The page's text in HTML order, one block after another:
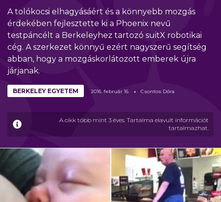
A tolókocsi elhagyásáért és a könnyebb mozgás
érdekében fejlesztette ki a Phoenix nevű
testpáncélt a Berkeleyhez tartozó suitX robotikai
cég. A szerkezet könnyű ezért nagyszerű segítség
abban, hogy a mozgáskorlátozott emberek újra
járjanak.
A cikk több mint 3 éves. Tartalma elavult információt
tartalmazhat.
BERKELEY EGYETEM 2016. február 16. Csontos Dóra